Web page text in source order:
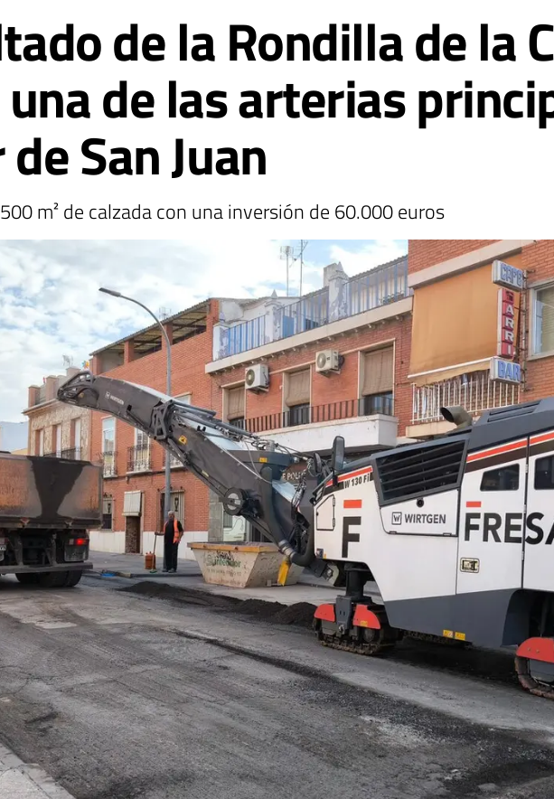
de la Rondilla de la
de las arterias
San Juan
m² de calzada con una inversión de 60.000 euros